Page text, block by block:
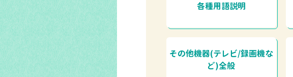
各種用語説明
その他機器(テレビ/録画機な
ど)全般